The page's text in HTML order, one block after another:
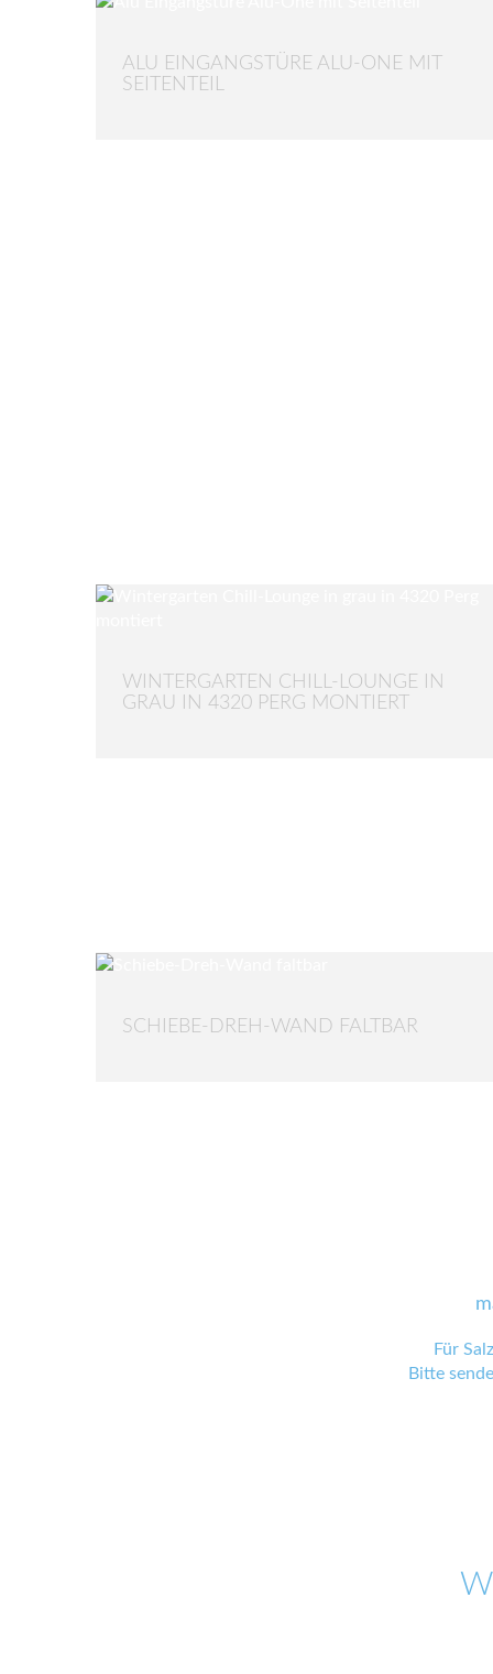
ALU EINGANGSTÜRE ALU-ONE MIT
SEITENTEIL
WINTERGARTEN CHILL-LOUNGE IN
GRAU IN 4320 PERG MONTIERT
SCHIEBE-DREH-WAND FALTBAR
Für
Bitte